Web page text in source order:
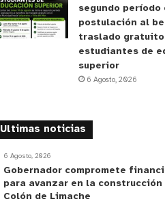
segundo período
postulación al
traslado gratuito
estudiantes de
superior
6 Agosto, 2026
Ultimas noticias
6 Agosto, 2026
Gobernador compromete
para avanzar en la construcción
Colón de Limache